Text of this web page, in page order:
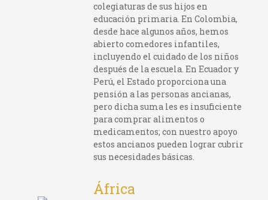
colegiaturas de sus hijos en
educación primaria. En Colombia,
desde hace algunos años, hemos
abierto comedores infantiles,
incluyendo el cuidado de los niños
después de la escuela. En Ecuador y
Perú, el Estado proporciona una
pensión a las personas ancianas,
pero dicha suma les es insuficiente
para comprar alimentos o
medicamentos; con nuestro apoyo
estos ancianos pueden lograr cubrir
sus necesidades básicas.
África